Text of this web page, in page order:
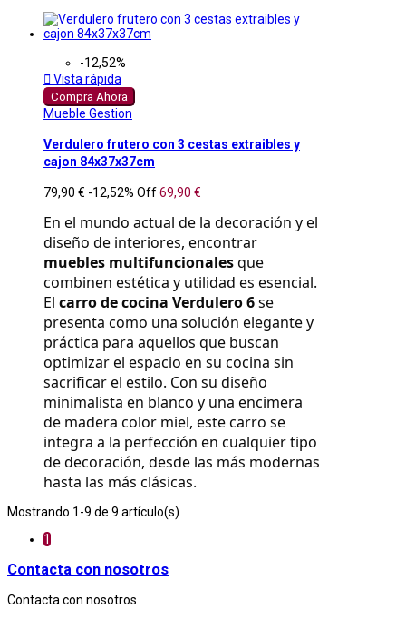
-12,52%
 Vista rápida
Compra Ahora
Mueble Gestion
Verdulero frutero con 3 cestas extraibles y
cajon 84x37x37cm
79,90 € -12,52% Off69,90 €
En el mundo actual de la decoración y el
muebles multifuncionales que
combinen estética y utilidad es esencial.
El carro de cocina Verdulero 6 se
presenta como una solución elegante y
práctica para aquellos que buscan
optimizar el espacio en su cocina sin
sacrificar el estilo. Con su diseño
minimalista en blanco y una encimera
de madera color miel, este carro se
integra a la perfección en cualquier tipo
de decoración, desde las más modernas
hasta las más clásicas.
Mostrando 1-9 de 9 artículo(s)
1
Contacta con nosotros
Contacta con nosotros